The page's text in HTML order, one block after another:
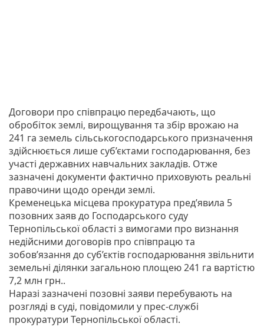
Договори про співпрацю передбачають, що
обробіток землі, вирощування та збір врожаю на
241 га земель сільськогосподарського призначення
здійснюється лише суб’єктами господарювання, без
участі державних навчальних закладів. Отже
зазначені документи фактично приховують реальні
правочини щодо оренди землі.
Кременецька місцева прокуратура пред’явила 5
позовних заяв до Господарського суду
Тернопільської області з вимогами про визнання
недійсними договорів про співпрацю та
зобов’язання до суб’єктів господарювання звільнити
земельні ділянки загальною площею 241 га вартістю
7,2 млн грн..
Наразі зазначені позовні заяви перебувають на
розгляді в суді, повідомили у прес-службі
прокуратури Тернопільської області.